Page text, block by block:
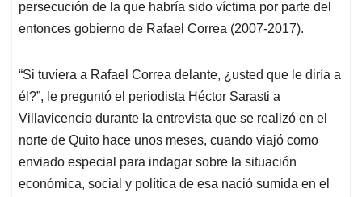
persecución de la que habría sido víctima por parte del
entonces gobierno de Rafael Correa (2007-2017).
“Si tuviera a Rafael Correa delante, ¿usted que le diría a
él?”, le preguntó el periodista Héctor Sarasti a
Villavicencio durante la entrevista que se realizó en el
norte de Quito hace unos meses, cuando viajó como
enviado especial para indagar sobre la situación
económica, social y política de esa nació sumida en el